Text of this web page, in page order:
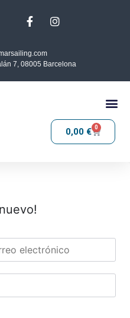
7, 08005 Barcelona
0,00 € 0